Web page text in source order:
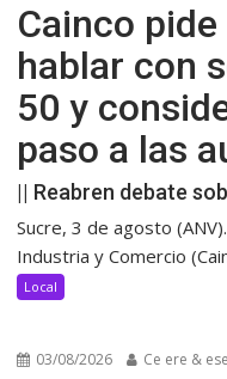
Cainco
hablar con
50 y
paso a las
|| Reabren debate
Sucre, 3 de agosto
Industria y Comercio
Local
03/08/2026 Ce ere & ese